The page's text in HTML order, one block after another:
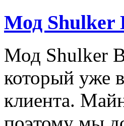
Мод Shulker
Мод Shulker
который уже
клиента.